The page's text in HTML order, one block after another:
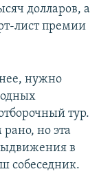
долларов, а
лист премии
нее, нужно
тур.
рано, но эта
в
собеседник.